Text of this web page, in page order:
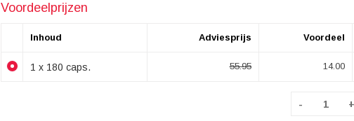
Voordeelprijzen
Inhoud Adviesprijs Voordeel
1 x 180 caps. 55.95 14.00